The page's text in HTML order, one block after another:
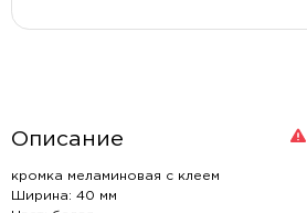
Описание
кромка меламиновая с клеем
Ширина: 40 мм